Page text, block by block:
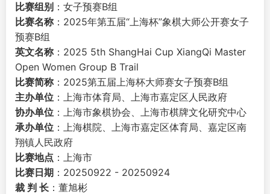
比赛组别 ：女子预赛B组
比赛名称 ：2025年第五届“上海杯”象棋大师公开赛女子
预赛B组
英文名称 ：2025 5th ShangHai Cup XiangQi Master
Open Women Group B Trail
比赛简称 ：2025第五届上海杯大师赛女子预赛B组
主办单位 ：上海市体育局、上海市嘉定区人民政府
协办单位 ：上海市象棋协会、上海市棋牌文化研究中心
承办单位 ：上海棋院、上海市嘉定区体育局、嘉定区南
翔镇人民政府
比赛地点 ：上海市
比赛日期 ：20250922 - 20250924
裁 判 长 ：董旭彬